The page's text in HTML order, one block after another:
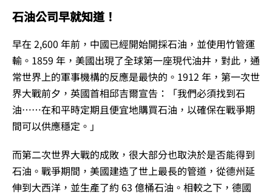
石油公司早就知道！
早在 2,600 年前，中國已經開始開採石油，並使用竹管運
輸。1859 年，美國出現了全球第一座現代油井，對此，通
常世界上的軍事機構的反應是最快的。1912 年，第一次世
界大戰前夕，英國首相邱吉爾宣告：「我們必須找到石
油……在和平時定期且便宜地購買石油，以確保在戰爭期
間可以供應穩定。」
而第二次世界大戰的成敗，很大部分也取決於是否能得到
石油。戰爭期間，美國建造了世上最長的管道，從德州延
伸到大西洋，並生產了約 63 億桶石油。相較之下，德國